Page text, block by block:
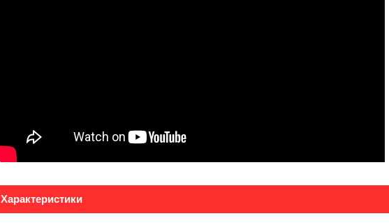
Характеристики